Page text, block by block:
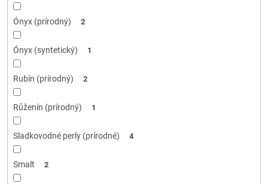
Ónyx (prírodný) 2
Ónyx (syntetický) 1
Rubín (prírodný) 2
Růženín (prírodný) 1
Sladkovodné perly (prírodné) 4
Smalt 2